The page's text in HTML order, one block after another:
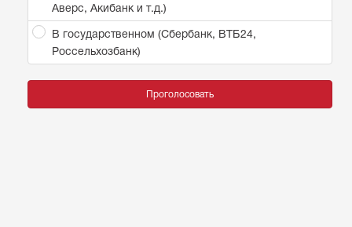
Аверс, Акибанк и т.д.)
В государственном (Сбербанк, ВТБ24,
Россельхозбанк)
Проголосовать